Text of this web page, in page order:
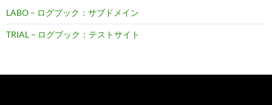
LABO – ログブック：サブドメイン
TRIAL – ログブック：テストサイト